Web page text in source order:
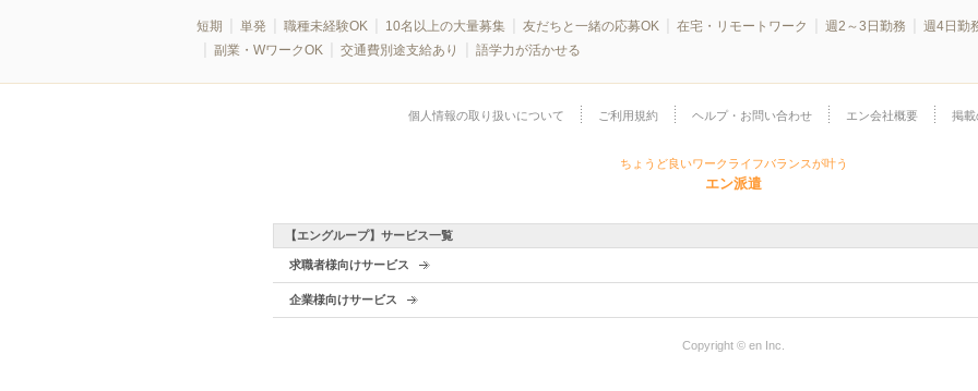
短期 単発 職種未経験OK 10名以上の大量募集 友だちと一緒の応募OK 在宅・リモートワーク 週2～3日勤務 週4日勤
副業・WワークOK
交通費別途支給あり 語学力が活かせる
個人情報の取り扱いについて ご利用規約 ヘルプ・お問い合わせ エン会社概要 掲載
ちょうど良いワークライフバランスが叶う
エン派遣
【エングループ】サービス一覧
求職者様向けサービス
企業様向けサービス
Copyright © en Inc.